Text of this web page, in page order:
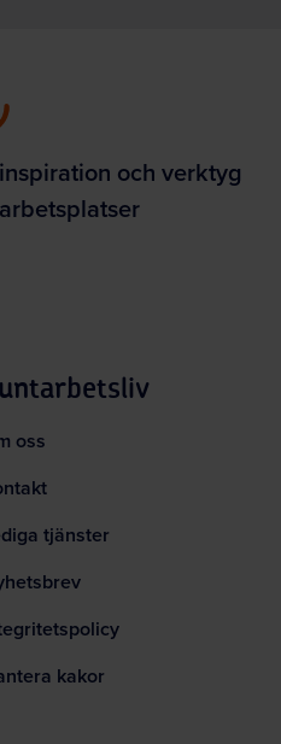
och verktyg
oss
tjänster
kakor